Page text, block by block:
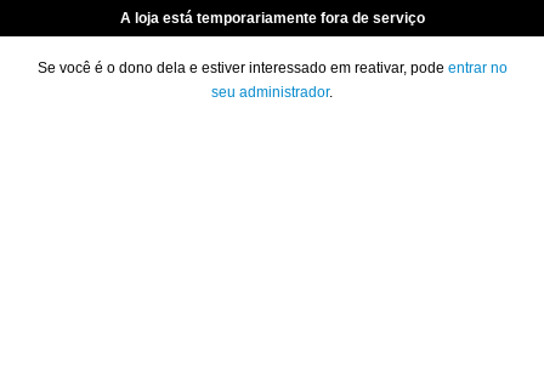
A loja está temporariamente fora de serviço
Se você é o dono dela e estiver interessado em reativar, pode entrar no
seu administrador.